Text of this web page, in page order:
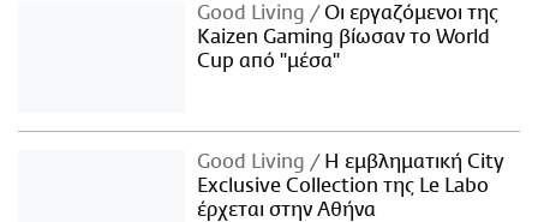
Good Living
Οι εργαζόμενοι της
Kaizen Gaming βίωσαν το World
Cup από "μέσα"
Good Living
Η εμβληματική City
Exclusive Collection της Le Labo
έρχεται στην Αθήνα